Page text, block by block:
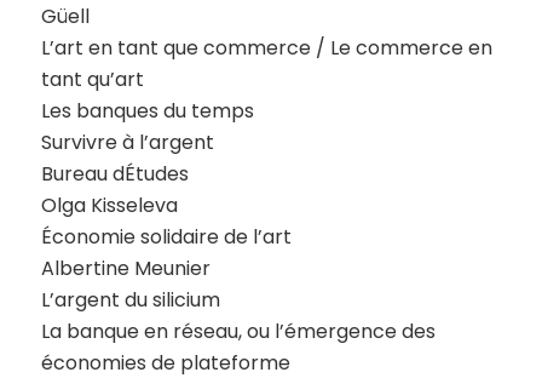
Güell
L’art en tant que commerce / Le commerce en
tant qu’art
Les banques du temps
Survivre à l’argent
Bureau dÉtudes
Olga Kisseleva
Économie solidaire de l’art
Albertine Meunier
L’argent du silicium
La banque en réseau, ou l’émergence des
économies de plateforme